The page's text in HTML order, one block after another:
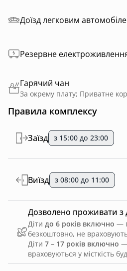
Доїзд легковим
Резервне
Гарячий чан
За окрему плату; Приватне
Правила комплексу
Заїзд з 15:00 до 23:00
Виїзд з 08:00 до 11:00
Дозволено проживати з
Діти до 6 років включно —
безкоштовно, не
Діти 7 – 17 років включно —
враховуються у місткість